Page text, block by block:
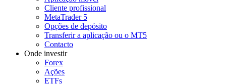
Cliente profissional
MetaTrader 5
Opções de depósito
Transferir a aplicação ou o MT5
Contacto
Onde investir
Forex
Ações
ETFs